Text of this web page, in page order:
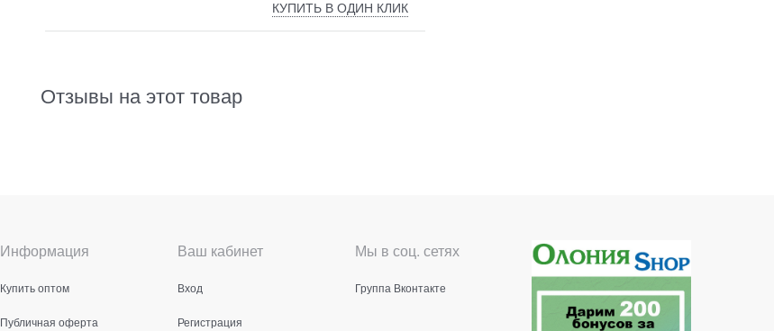
КУПИТЬ В ОДИН КЛИК
Отзывы на этот товар
Информация
Купить оптом
Публичная оферта
Ваш кабинет
Вход
Регистрация
Мы в соц. сетях
Группа Вконтакте